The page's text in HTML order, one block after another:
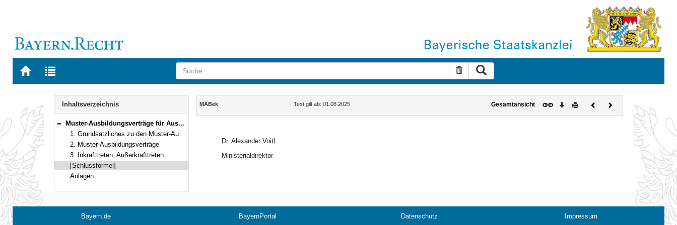
Zur
BAYERN.RECHT
Zur
letzten
Suche zurücksetzen
Navigation
Inhaltsverzeichnis
Bereich reduzieren
Muster-Ausbildungsverträge für Auszubildende in den Verwaltungen und Betrieben des Freistaates Bayern
1. Grundsätzliches zu den Muster-Ausbildungsverträgen
2. Muster-Ausbildungsverträge
3. Inkrafttreten, Außerkrafttreten
[Schlussformel]
Anlagen
Inhalt
MABek Text gilt ab: 01.08.2025 Gesamtansicht Download
DruckenVorherigesNächstes
Dokument
Dr. Alexander Voitl
Ministerialdirektor
Bayern.de BayernPortal Datenschutz
Impressum